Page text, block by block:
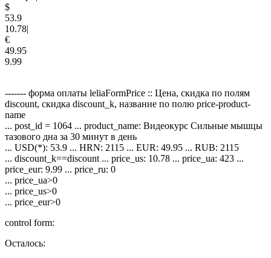
$
53.9
10.78
€
49.95
9.99
------- форма оплаты leliaFormPrice :: Цена, скидка по полям
discount, скидка discount_k, название по полю price-product-
name
... post_id = 1064 ... product_name: Видеокурс Сильные мышцы
тазового дна за 30 минут в день
... USD(*): 53.9 ... HRN: 2115 ... EUR: 49.95 ... RUB: 2115
... discount_k==discount ... price_us: 10.78 ... price_ua: 423 ...
price_eur: 9.99 ... price_ru: 0
... price_ua>0
... price_us>0
... price_eur>0
control form:
Осталось: